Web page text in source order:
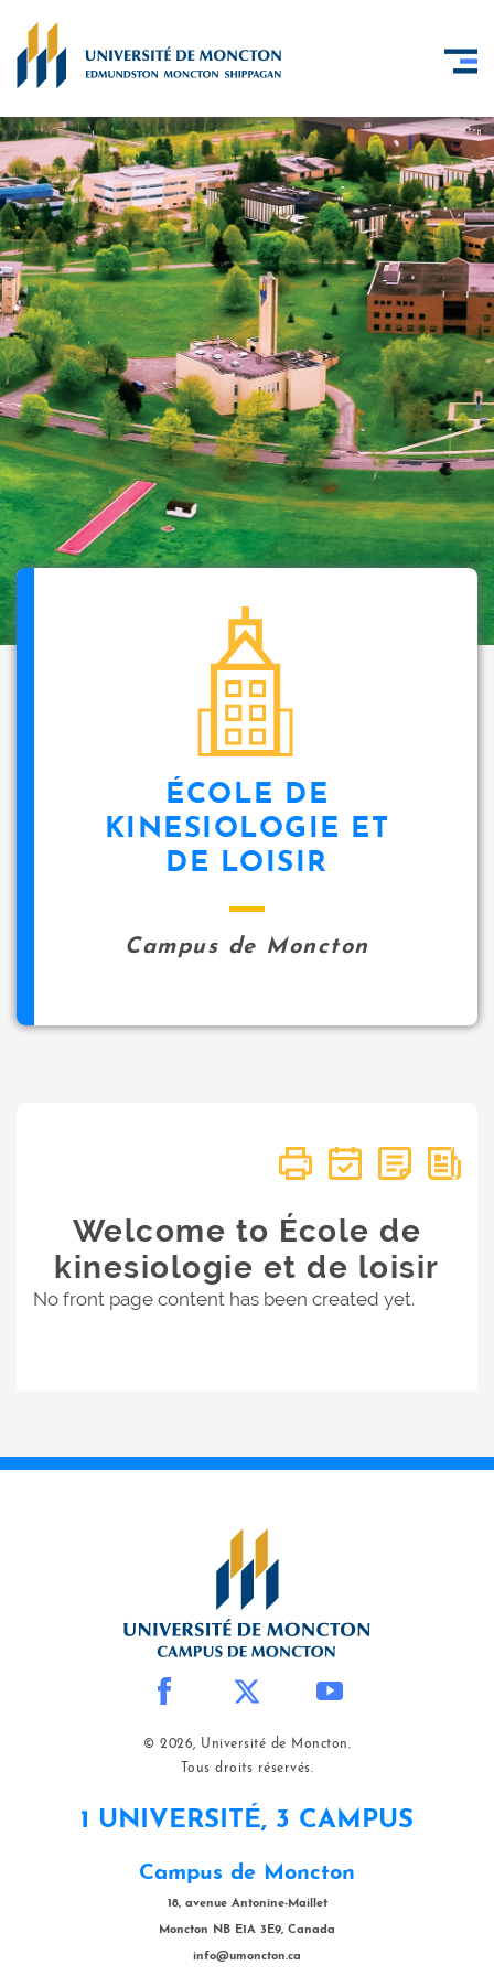
ÉCOLE DE
KINESIOLOGIE ET
DE LOISIR
Campus de Moncton
Welcome to École de
kinesiologie et de loisir
No front page content has been created yet.
© 2026, Université de Moncton.
Tous droits réservés.
1 UNIVERSITÉ, 3 CAMPUS
Campus de Moncton
18, avenue Antonine-Maillet
Moncton NB E1A 3E9, Canada
info@umoncton.ca